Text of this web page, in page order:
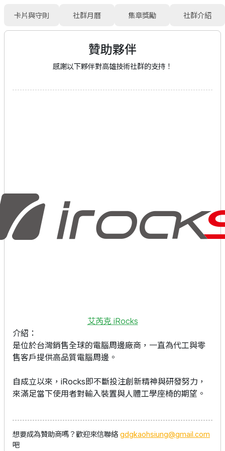
卡片與守則 社群月曆 集章獎勵 社群介紹
贊助夥伴
感謝以下夥伴對高雄技術社群的支持！
艾芮克 iRocks
介紹：
是位於台灣銷售全球的電腦周邊廠商，一直為代工與零
售客戶提供高品質電腦周邊。
自成立以來，iRocks即不斷投注創新精神與研發努力，
來滿足當下使用者對輸入裝置與人體工學座椅的期望。
想要成為贊助商嗎？歡迎來信聯絡 gdgkaohsiung@gmail.com
吧